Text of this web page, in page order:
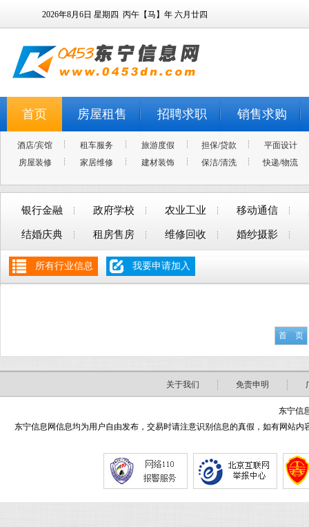
2026年8月6日 星期四 丙午【马】年 六月廿四
首页 房屋租售 招聘求职 销售求购
酒店/宾馆 租车服务 旅游度假 担保/贷款
平面设计
房屋装修
家居维修 建材装饰 保洁/清洗 快递/物流
银行金融 政府学校 农业工业 移动通信
结婚庆典 租房售房 维修回收 婚纱摄影
所有行业信息 我要申请加入
首 页
关于我们 免责申明
东宁信
东宁信息网信息均为用户自由发布，交易时请注意识别信息的真假，如有网站内